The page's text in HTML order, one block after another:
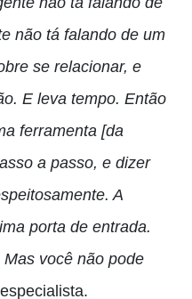
não tá falando de um
se relacionar, e
E leva tempo. Então
ferramenta [da
a passo, e dizer
A
porta de entrada.
você não pode